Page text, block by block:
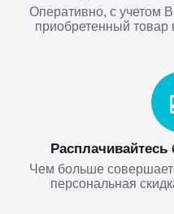
Оперативно, с учетом
приобретенный товар
Чем больше
персональная